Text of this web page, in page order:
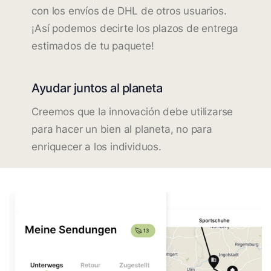
con los envíos de DHL de otros usuarios.
¡Así podemos decirte los plazos de entrega
estimados de tu paquete!
Ayudar juntos al planeta
Creemos que la innovación debe utilizarse
para hacer un bien al planeta, no para
enriquecer a los individuos.